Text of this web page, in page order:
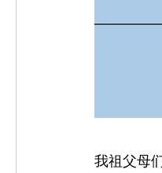
我祖父母